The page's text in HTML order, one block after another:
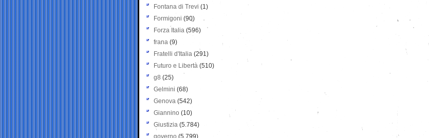
Fontana di Trevi (1)
Formigoni (90)
Forza Italia (596)
frana (9)
Fratelli d'Italia (291)
Futuro e Libertà (510)
g8 (25)
Gelmini (68)
Genova (542)
Giannino (10)
Giustizia (5.784)
governo (5.799)